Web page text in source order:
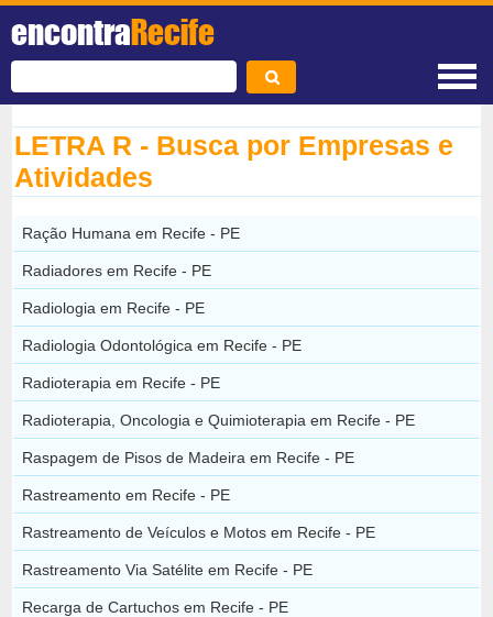
encontraRecife
LETRA R - Busca por Empresas e
Atividades
Ração Humana em Recife - PE
Radiadores em Recife - PE
Radiologia em Recife - PE
Radiologia Odontológica em Recife - PE
Radioterapia em Recife - PE
Radioterapia, Oncologia e Quimioterapia em Recife - PE
Raspagem de Pisos de Madeira em Recife - PE
Rastreamento em Recife - PE
Rastreamento de Veículos e Motos em Recife - PE
Rastreamento Via Satélite em Recife - PE
Recarga de Cartuchos em Recife - PE